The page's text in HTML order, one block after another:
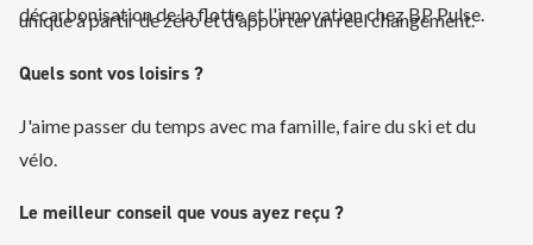
décarbonisation de la flotte et l'innovation chez BP Pulse.
unique à partir de zéro et d'apporter un réel changement.
Quels sont vos loisirs ?
J'aime passer du temps avec ma famille, faire du ski et du
vélo.
Le meilleur conseil que vous ayez reçu ?